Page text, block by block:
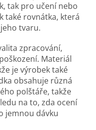
tak pro učení nebo
také rovnátka, která
tvaru.
zpracování,
Materiál
je výrobek také
obsahuje různá
polštáře, takže
na to, zda ocení
jemnou dávku